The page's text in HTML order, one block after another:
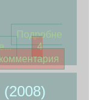
Подробне
4